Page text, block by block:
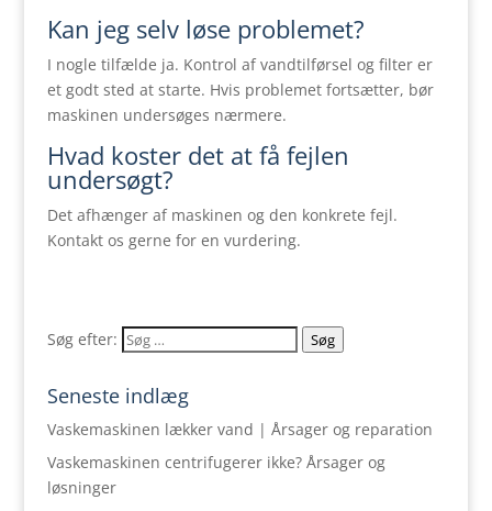
Kan jeg selv løse problemet?
I nogle tilfælde ja. Kontrol af vandtilførsel og filter er
et godt sted at starte. Hvis problemet fortsætter, bør
maskinen undersøges nærmere.
Hvad koster det at få fejlen
undersøgt?
Det afhænger af maskinen og den konkrete fejl.
Kontakt os gerne for en vurdering.
Søg efter: Søg
Seneste indlæg
Vaskemaskinen lækker vand | Årsager og reparation
Vaskemaskinen centrifugerer ikke? Årsager og
løsninger